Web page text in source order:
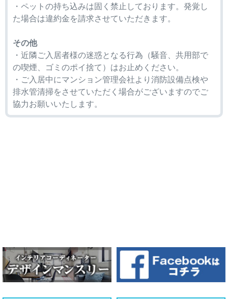
・ペットの持ち込みは固く禁止しております。発覚し
た場合は違約金を請求させていただきます。
その他
・近隣ご入居者様の迷惑となる行為（騒音、共用部で
の喫煙、ゴミのポイ捨て）はお止めください。
・ご入居中にマンション管理会社より消防設備点検や
排水管清掃をさせていただく場合がございますのでご
協力お願いいたします。